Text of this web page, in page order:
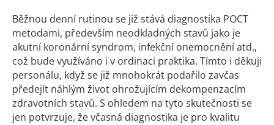
Běžnou denní rutinou se již stává diagnostika POCT
metodami, především neodkladných stavů jako je
akutní koronární syndrom, infekční onemocnění atd.,
což bude využíváno i v ordinaci praktika. Tímto i děkuji
personálu, když se již mnohokrát podařilo zavčas
předejít náhlým život ohrožujícím dekompenzacím
zdravotních stavů. S ohledem na tyto skutečnosti se
jen potvrzuje, že včasná diagnostika je pro kvalitu